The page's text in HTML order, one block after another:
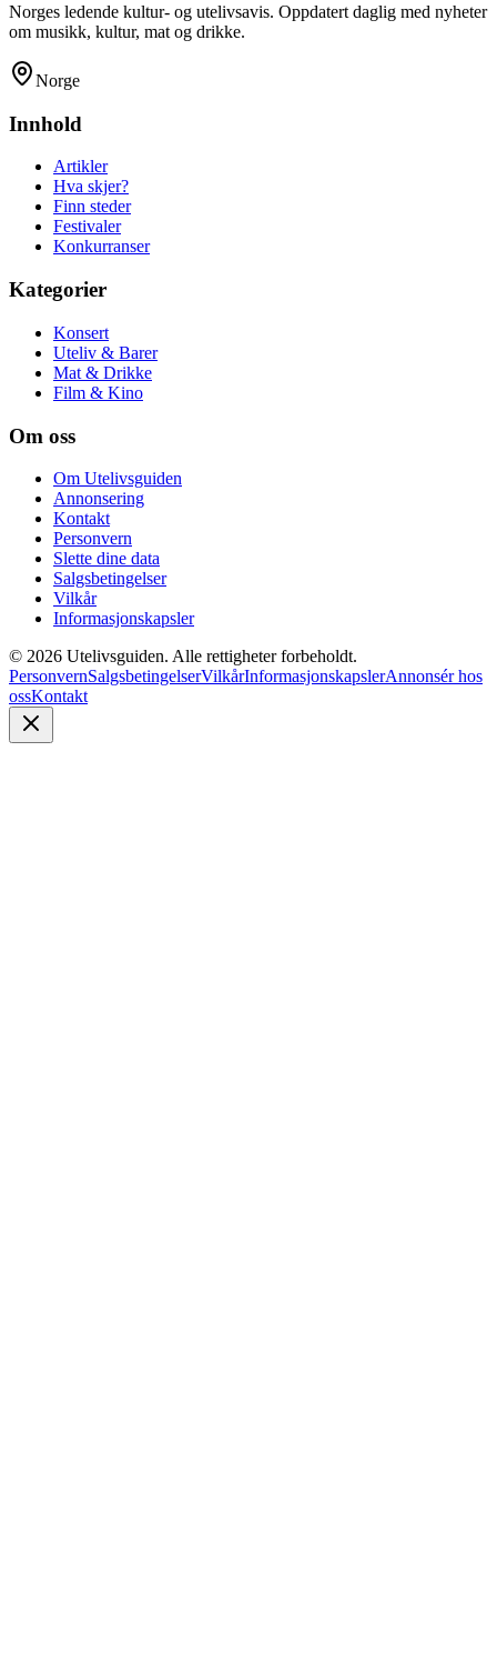
Norges ledende kultur- og utelivsavis. Oppdatert daglig med nyheter
om musikk, kultur, mat og drikke.
Norge
Innhold
Artikler
Hva skjer?
Finn steder
Festivaler
Konkurranser
Kategorier
Konsert
Uteliv & Barer
Mat & Drikke
Film & Kino
Om oss
Om Utelivsguiden
Annonsering
Kontakt
Personvern
Slette dine data
Salgsbetingelser
Vilkår
Informasjonskapsler
© 2026 Utelivsguiden. Alle rettigheter forbeholdt.
PersonvernSalgsbetingelserVilkårInformasjonskapslerAnnonsér hos
ossKontakt